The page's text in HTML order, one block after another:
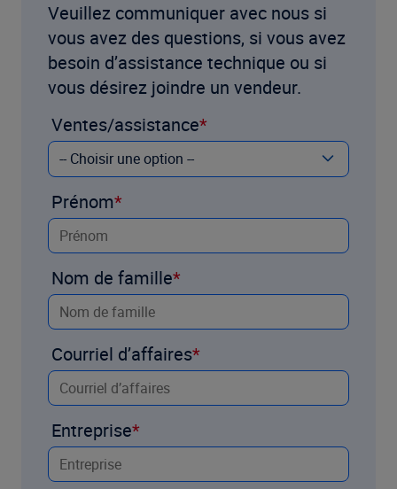
Veuillez communiquer avec nous si
vous avez des questions, si vous avez
besoin d’assistance technique ou si
vous désirez joindre un vendeur.
Ventes/assistance
Prénom
Nom de famille
Courriel d’affaires
Entreprise